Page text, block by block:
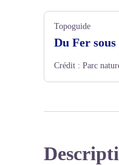
Topoguide
Du Fer
Crédit : Parc